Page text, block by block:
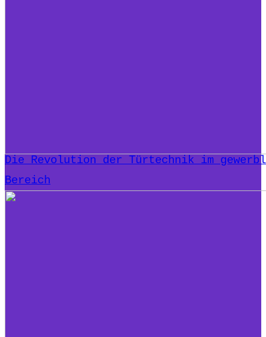
Die Revolution der Türtechnik im
Bereich